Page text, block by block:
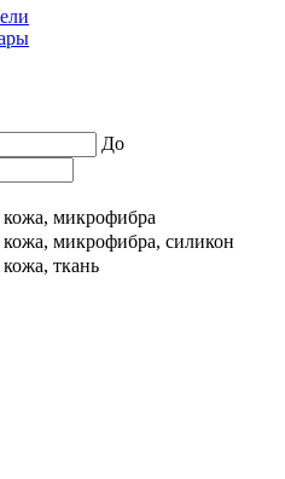
До
кожа, микрофибра
кожа, микрофибра, силикон
ткань